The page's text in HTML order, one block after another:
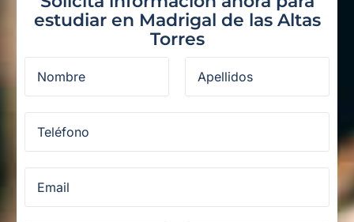
estudiar en Madrigal de las Altas
Torres